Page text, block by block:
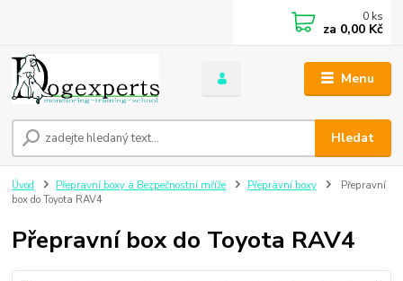
Menu
Hledat
0 ks
za 0,00 Kč
Úvod Přepravní boxy a Bezpečnostní mříže Přepravní boxy
Přepravní
box do Toyota RAV4
Přepravní box do Toyota RAV4